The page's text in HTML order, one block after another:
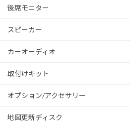
後席モニター
スピーカー
カーオーディオ
取付けキット
オプション/アクセサリー
地図更新ディスク